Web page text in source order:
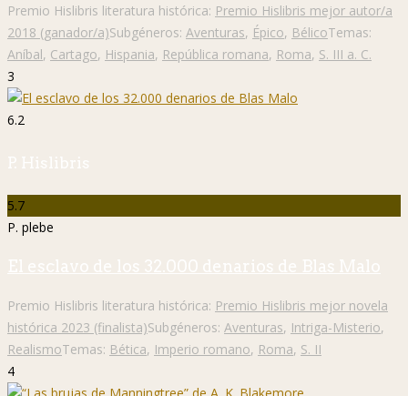
Premio Hislibris literatura histórica: Premio Hislibris mejor autor/a
2018 (ganador/a)Subgéneros: Aventuras, Épico, BélicoTemas:
Aníbal, Cartago, Hispania, República romana, Roma, S. III a. C.
3
6.2
P. Hislibris
5.7
P. plebe
El esclavo de los 32.000 denarios de Blas Malo
Premio Hislibris literatura histórica: Premio Hislibris mejor novela
histórica 2023 (finalista)Subgéneros: Aventuras, Intriga-Misterio,
RealismoTemas: Bética, Imperio romano, Roma, S. II
4